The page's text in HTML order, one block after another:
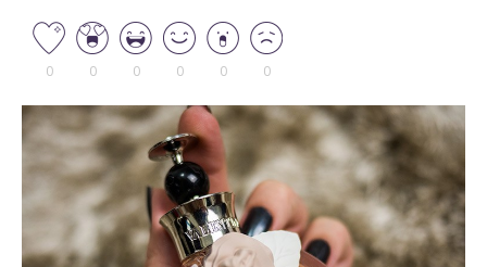
0 0 0 0 0 0